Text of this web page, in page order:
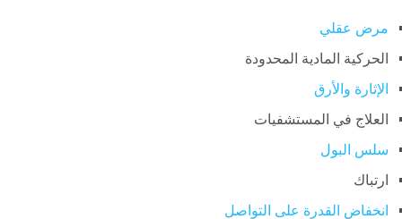
مرض عقلي
الحركية المادية المحدودة
الإثارة والأرق
العلاج في المستشفيات
سلس البول
ارتباك
انخفاض القدرة على التواصل